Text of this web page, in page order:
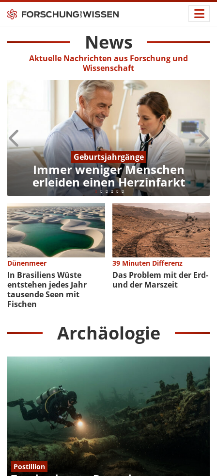
News
Aktuelle Nachrichten aus Forschung und
Wissenschaft
Geburtsjahrgänge
Immer weniger Menschen
erleiden einen Herzinfarkt
Dünenmeer
In Brasiliens Wüste
entstehen jedes Jahr
tausende Seen mit
Fischen
39 Minuten Differenz
Das Problem mit der Erd-
und der Marszeit
Archäologie
Postillion